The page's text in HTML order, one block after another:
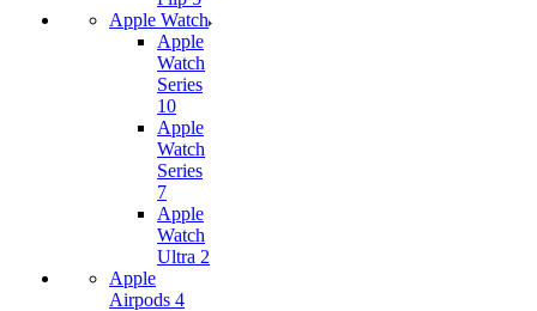
Apple Watch
Apple
Watch
Series
10
Apple
Watch
Series
7
Apple
Watch
Ultra 2
Apple
Airpods 4